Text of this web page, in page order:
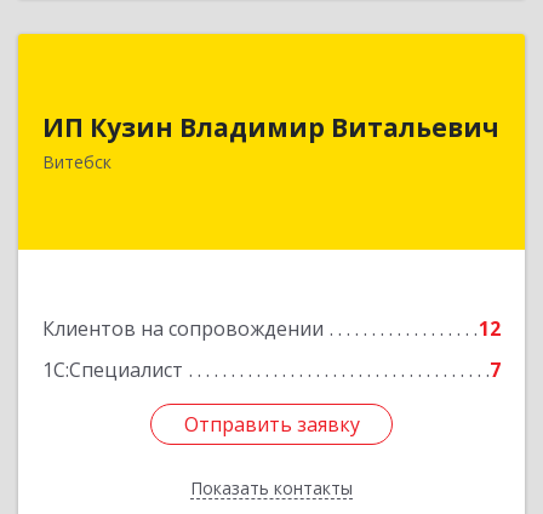
ИП Кузин Владимир Витальевич
Витебск
Клиентов на сопровождении
12
1С:Специалист
7
Отправить заявку
Показать контакты
Беларусь, 210001, г.Витебск, ул. Ильинского,
Отправить заявку
Назад